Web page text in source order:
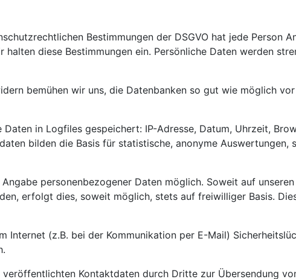
Bestimmungen der DSGVO hat jede Person
halten diese Bestimmungen ein. Persönliche Daten werden
bemühen wir uns, die Datenbanken so gut wie möglich
in Logfiles gespeichert: IP-Adresse, Datum, Uhrzeit,
bilden die Basis für statistische, anonyme Auswertungen,
personenbezogener Daten möglich. Soweit auf
erfolgt dies, soweit möglich, stets auf freiwilliger Basis.
Internet (z.B. bei der Kommunikation per E-Mail)
Kontaktdaten durch Dritte zur Übersendung